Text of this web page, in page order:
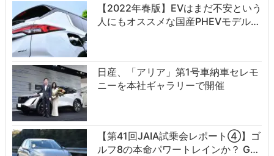
【2022年春版】EVはまだ不安という
人にもオススメな国産PHEVモデル…
日産、「アリア」第1号車納車セレモ
ニーを本社ギャラリーで開催
【第41回JAIA試乗会レポート④】ゴ
ルフ8の本命パワートレインか？ G…